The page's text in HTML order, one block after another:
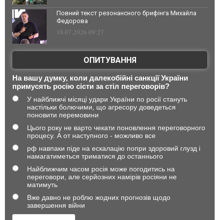
Повний текст резонансного брифінга Михайла
Федорова
18.07.2026 09:27
ОПИТУВАННЯ
На вашу думку, коли далекобійні санкції України
примусять росію сісти за стіл переговорів?
У найближчі місяці удари України по росії стануть
настільки болючими, що агресору доведеться
поновити перемовини
Цього року не варто чекати поновлення переговорного
процесу. А от наступного - можливо все
рф навпаки піде на ескалацію попри здоровий глузд і
намагатиметься триматися до останнього
Найближчим часом росія може погодитись на
переговори, але серйозних намірів росіяни не
матимуть
Вже давно не роблю жодних прогнозів щодо
завершення війни